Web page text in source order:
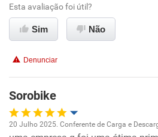
Recomenda esta empresa
Esta avaliação foi útil?
Sim Não
Denunciar
Sorobike
20 Julho 2025. Conferente de Carga e